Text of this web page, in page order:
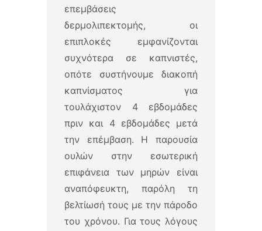
επεμβάσεις
δερμολιπεκτομής, οι
επιπλοκές εμφανίζονται
συχνότερα σε καπνιστές,
οπότε συστήνουμε διακοπή
καπνίσματος για
τουλάχιστον 4 εβδομάδες
πριν και 4 εβδομάδες μετά
την επέμβαση. Η παρουσία
ουλών στην εσωτερική
επιφάνεια των μηρών είναι
αναπόφευκτη, παρόλη τη
βελτίωσή τους με την πάροδο
του χρόνου. Για τους λόγους